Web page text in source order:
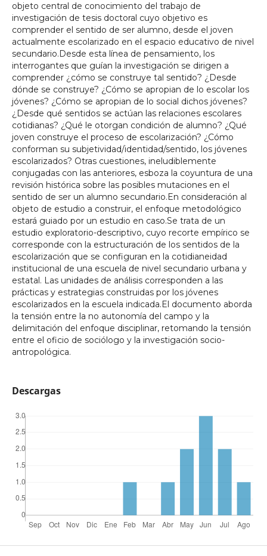
objeto central de conocimiento del trabajo de
investigación de tesis doctoral cuyo objetivo es
comprender el sentido de ser alumno, desde el joven
actualmente escolarizado en el espacio educativo de nivel
secundario.Desde esta línea de pensamiento, los
interrogantes que guían la investigación se dirigen a
comprender ¿cómo se construye tal sentido? ¿Desde
dónde se construye? ¿Cómo se apropian de lo escolar los
jóvenes? ¿Cómo se apropian de lo social dichos jóvenes?
¿Desde qué sentidos se actúan las relaciones escolares
cotidianas? ¿Qué le otorgan condición de alumno? ¿Qué
joven construye el proceso de escolarización? ¿Cómo
conforman su subjetividad/identidad/sentido, los jóvenes
escolarizados? Otras cuestiones, ineludiblemente
conjugadas con las anteriores, esboza la coyuntura de una
revisión histórica sobre las posibles mutaciones en el
sentido de ser un alumno secundario.En consideración al
objeto de estudio a construir, el enfoque metodológico
estará guiado por un estudio en caso.Se trata de un
estudio exploratorio-descriptivo, cuyo recorte empírico se
corresponde con la estructuración de los sentidos de la
escolarización que se configuran en la cotidianeidad
institucional de una escuela de nivel secundario urbana y
estatal. Las unidades de análisis corresponden a las
prácticas y estrategias construidas por los jóvenes
escolarizados en la escuela indicada.El documento aborda
la tensión entre la no autonomía del campo y la
delimitación del enfoque disciplinar, retomando la tensión
entre el oficio de sociólogo y la investigación socio-
antropológica.
Descargas